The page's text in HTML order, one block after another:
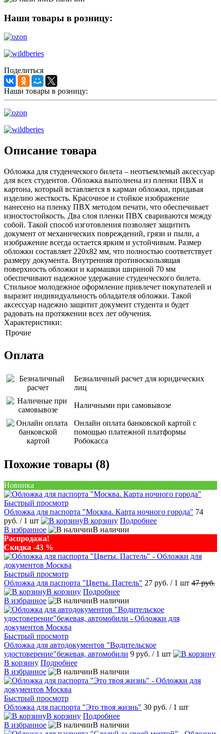
Наши товары в розницу:
Поделиться
Наши товары в розницу:
Описание товара
Обложка для студенческого билета – неотъемлемый аксессуар
для всех студентов. Обложка выполнена из пленки ПВХ и
картона, который вставляется в карман обложки, придавая
изделию жесткость. Красочное и стойкое изображение
нанесено на пленку ПВХ методом печати, что обеспечивает
изностостойкость. Два слоя пленки ПВХ свариваются между
собой. Такой способ изготовления позволяет защитить
документ от механических повреждений, грязи и пыли, а
изображение всегда остается ярким и устойчивым. Размер
обложки составляет 220х82 мм, что полностью соответствует
размеру документа. Внутренняя противоскользящая
поверхность обложки и кармашки шириной 70 мм
обеспечивают надежное удержание студенческого билета.
Стильное молодежное оформление привлечет покупателей и
выразит индивидуальность обладателя обложки. Такой
аксессуар надежно защитит документ студента и будет
радовать на протяжении всех лет обучения.
Характеристики:
Прочие
Оплата
Безналичный расчет для юридических
лиц
Наличными при самовывозе
Онлайн оплата банковской картой с
помощью платежной платформы
Робокасса
Похожие товары (8)
Новинка
Быстрый просмотр
Обложка для паспорта "Москва. Карта ночного города" 74
руб. / 1 шт В корзину Подробнее
В избранное
В наличии
Распродажа!
Скидка -43 %
Быстрый просмотр
Обложка для паспорта "Цветы. Пастель" 27 руб. / 1 шт 47 руб.
В корзину Подробнее
В избранное
В наличии
Быстрый просмотр
Обложка для автодокументов "Водительское
удостоверение"бежевая, автомобили 9 руб. / 1 шт
В корзину Подробнее
В избранное
В наличии
Быстрый просмотр
Обложка для паспорта "Это твоя жизнь" 30 руб. / 1 шт
В корзину Подробнее
В избранное
В наличии